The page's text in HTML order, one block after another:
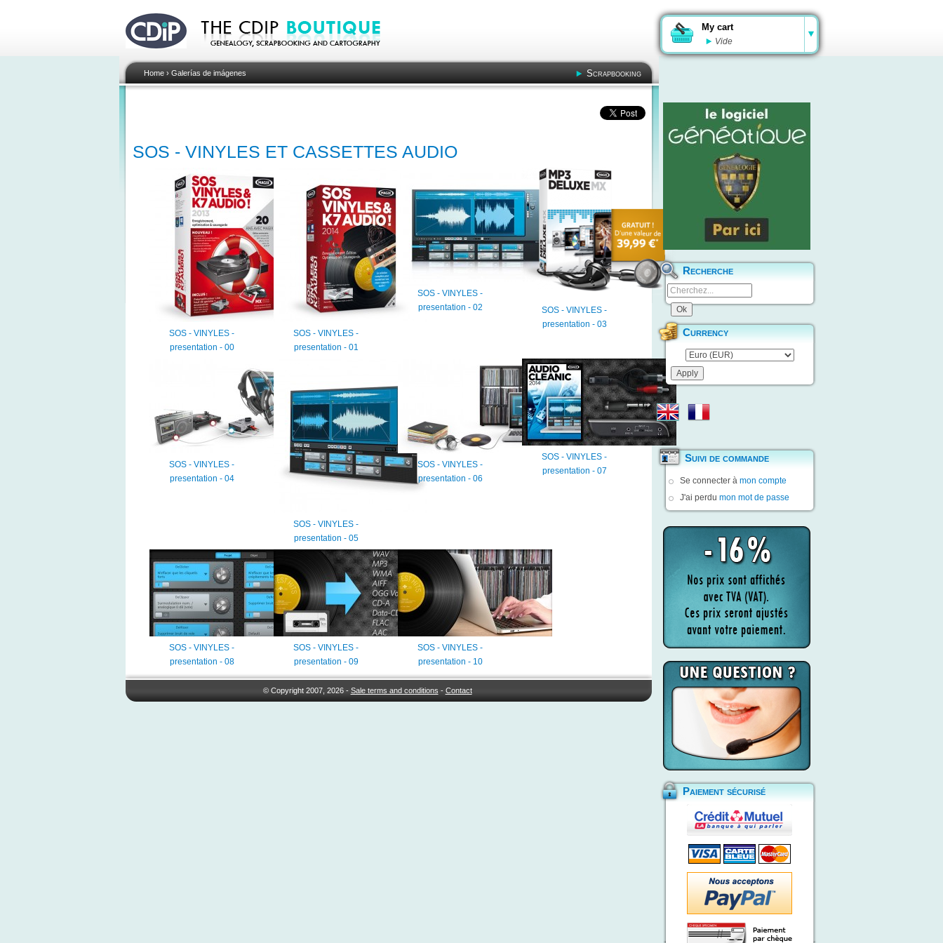
My cart
Vide
Home› Galerías de imágenes Scrapbooking
SOS - VINYLES ET CASSETTES AUDIO
SOS - VINYLES -
presentation - 00
SOS - VINYLES -
presentation - 01
SOS - VINYLES -
presentation - 02
SOS - VINYLES -
presentation - 03
SOS - VINYLES -
presentation - 04
SOS - VINYLES -
presentation - 05
SOS - VINYLES -
presentation - 06
SOS - VINYLES -
presentation - 07
SOS - VINYLES -
presentation - 08
SOS - VINYLES -
presentation - 09
SOS - VINYLES -
presentation - 10
© Copyright 2007, 2026 - Sale terms and conditions - Contact
Recherche
Currency
Suivi de commande
Se connecter à mon compte
J'ai perdu mon mot de passe
Paiement sécurisé